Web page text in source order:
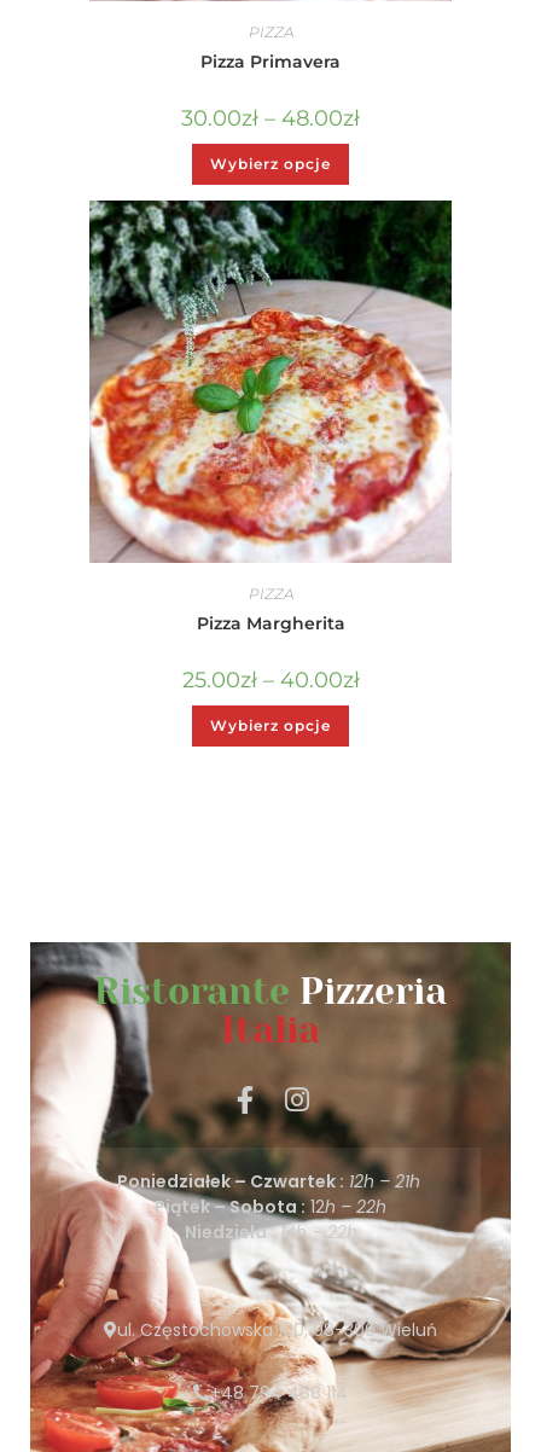
PIZZA
Pizza Primavera
30.00zł – 48.00zł
Wybierz opcje
PIZZA
Pizza Margherita
25.00zł – 40.00zł
Wybierz opcje
Ristorante Pizzeria
Italia
Poniedziałek – Czwartek : 12h – 21h
Piątek – Sobota : 12h – 22h
Niedziela : 14h – 22h
ul. Częstochowska 100, 98-300 Wieluń
+48 794 488 114